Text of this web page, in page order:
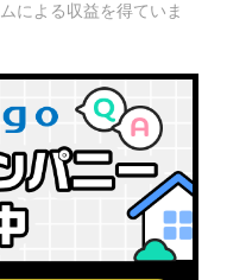
による収益を得ていま